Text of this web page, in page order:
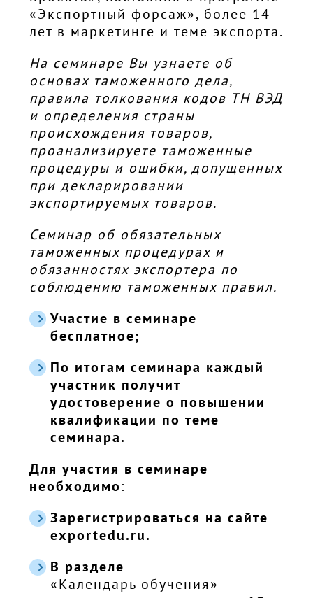
«Экспортный форсаж», более 14
лет в маркетинге и теме экспорта.
На семинаре Вы узнаете об
основах таможенного дела,
правила толкования кодов ТН ВЭД
и определения страны
происхождения товаров,
проанализируете таможенные
процедуры и ошибки, допущенных
при декларировании
экспортируемых товаров.
Семинар об обязательных
таможенных процедурах и
обязанностях экспортера по
соблюдению таможенных правил.
Участие в семинаре
бесплатное;
По итогам семинара каждый
участник получит
удостоверение о повышении
квалификации по теме
семинара.
Для участия в семинаре
необходимо :
Зарегистрироваться на сайте
exportedu.ru.
В разделе
«Календарь обучения»